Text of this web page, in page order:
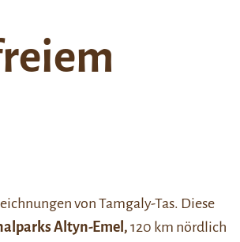
von Tamgaly-Tas. Diese
Altyn-Emel,120 km nördlich